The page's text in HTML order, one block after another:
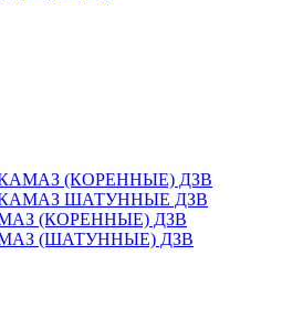
(КОРЕННЫЕ) ДЗВ
ШАТУННЫЕ ДЗВ
(КОРЕННЫЕ) ДЗВ
(ШАТУННЫЕ) ДЗВ